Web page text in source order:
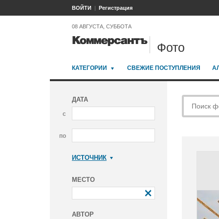
ВОЙТИ Регистрация
08 АВГУСТА, СУББОТА
Фото
КАТЕГОРИИ СВЕЖИЕ ПОСТУПЛЕНИЯ
ДАТА
с
по
ИСТОЧНИК
МЕСТО
АВТОР